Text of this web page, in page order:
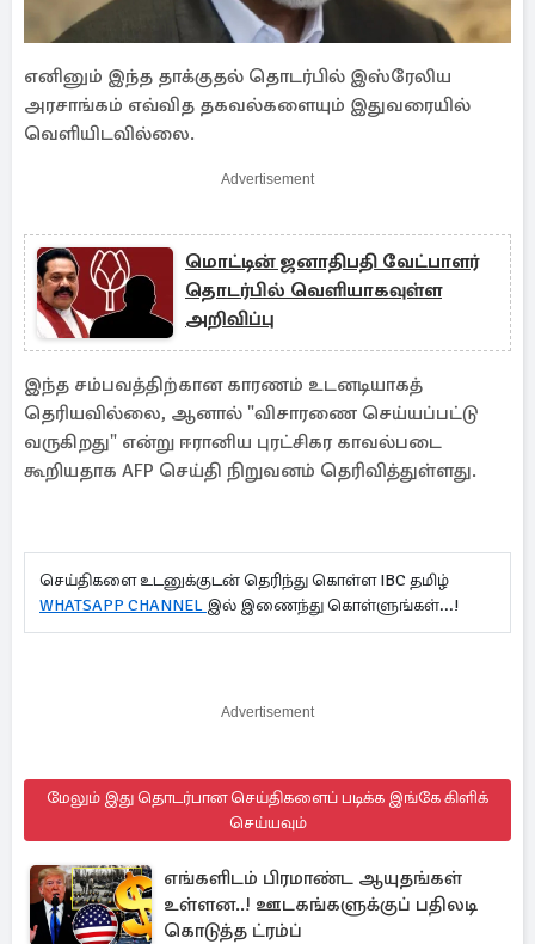
எனினும் இந்த தாக்குதல் தொடர்பில் இஸ்ரேலிய
அரசாங்கம் எவ்வித தகவல்களையும் இதுவரையில்
வெளியிடவில்லை.
Advertisement
மொட்டின் ஜனாதிபதி வேட்பாளர்
தொடர்பில் வெளியாகவுள்ள
அறிவிப்பு
இந்த சம்பவத்திற்கான காரணம் உடனடியாகத்
தெரியவில்லை, ஆனால் "விசாரணை செய்யப்பட்டு
வருகிறது" என்று ஈரானிய புரட்சிகர காவல்படை
கூறியதாக AFP செய்தி நிறுவனம் தெரிவித்துள்ளது.
செய்திகளை உடனுக்குடன் தெரிந்து கொள்ள IBC தமிழ்
WHATSAPP CHANNEL இல் இணைந்து கொள்ளுங்கள்...!
Advertisement
மேலும் இது தொடர்பான செய்திகளைப் படிக்க இங்கே கிளிக்
செய்யவும்
எங்களிடம் பிரமாண்ட ஆயுதங்கள்
உள்ளன..! ஊடகங்களுக்குப் பதிலடி
கொடுத்த ட்ரம்ப்